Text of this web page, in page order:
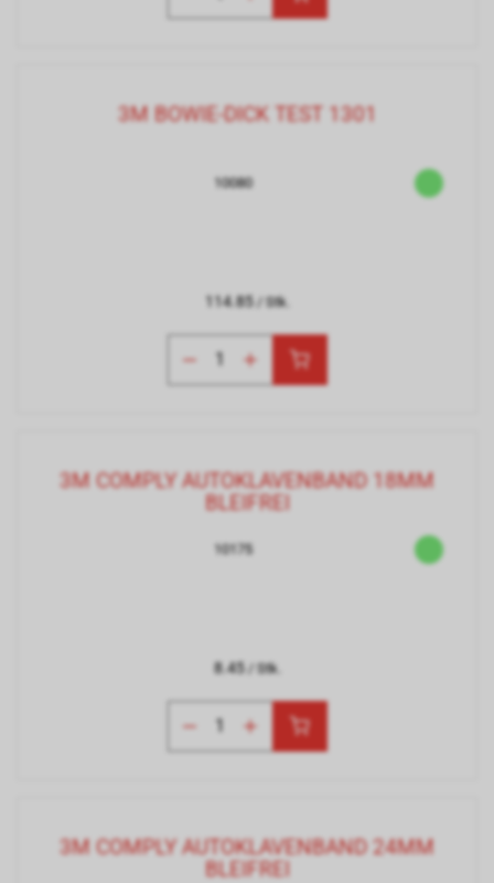
3M BOWIE-DICK TEST 1301
10080
114.85/ Stk.
3M COMPLY AUTOKLAVENBAND 18MM
BLEIFREI
10175
8.45/ Stk.
3M COMPLY AUTOKLAVENBAND 24MM
BLEIFREI